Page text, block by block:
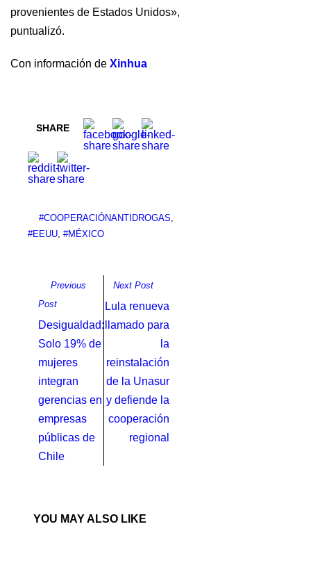
provenientes de Estados Unidos»,
puntualizó.
Con información de Xinhua
SHARE
#COOPERACIÓNANTIDROGAS,
#EEUU, #MÉXICO
Previous
Post
Desigualdad:
Solo 19% de
mujeres
integran
gerencias en
empresas
públicas de
Chile
Next Post
Lula renueva
llamado para
la
reinstalación
de la Unasur
y defiende la
cooperación
regional
YOU MAY ALSO LIKE